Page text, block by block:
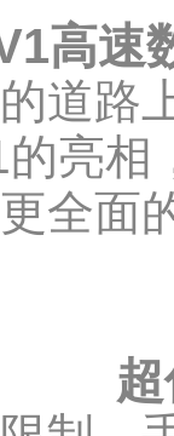
高速
路上
亮
全面